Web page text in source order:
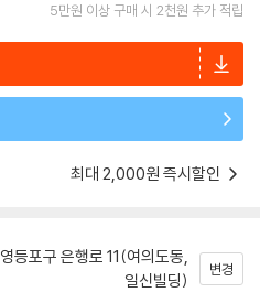
5만원 이상 구매 시 2천원 추가 적립
최대 2,000원 즉시할인
등포구 은행로 11(여의도동,
일신빌딩)
변경